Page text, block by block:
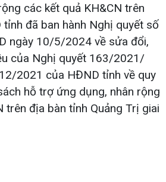
các kết quả KH&CN trên
đã ban hành Nghị quyết số
ngày 10/5/2024 về sửa đổi,
của Nghị quyết 163/2021/
2021 của HĐND tỉnh về quy
hỗ trợ ứng dụng, nhân rộng
trên địa bàn tỉnh Quảng Trị giai